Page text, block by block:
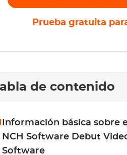
Prueba gratuita
de contenido
Información básica sobre
NCH Software Debut
Software